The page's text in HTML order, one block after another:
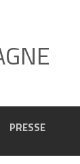
PRESSE